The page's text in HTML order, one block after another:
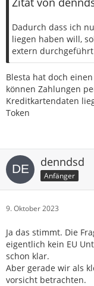
Dadurch dass ich
liegen haben will,
extern
Blesta hat doch
können Zahlungen
Kreditkartendaten
Token
denndsd
Anfänger
9. Oktober 2023
Ja das stimmt. Die
eigentlich kein EU
schon klar.
Aber gerade wir als
vorsicht betrachten.